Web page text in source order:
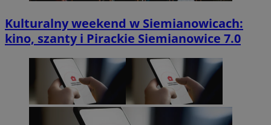
Kulturalny weekend w Siemianowicach:
kino, szanty i Pirackie Siemianowice 7.0